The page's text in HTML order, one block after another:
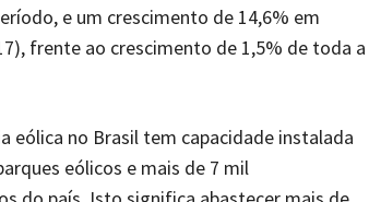
e um crescimento de 14,6% em
frente ao crescimento de 1,5% de toda a
eólica no Brasil tem capacidade instalada
eólicos e mais de 7 mil